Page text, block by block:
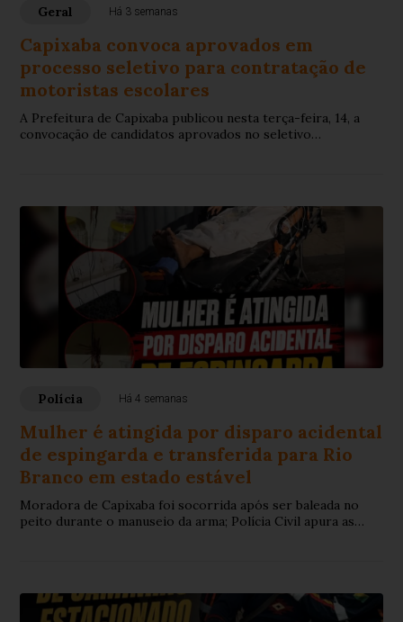
Geral Há 3 semanas
Capixaba convoca aprovados em
processo seletivo para contratação de
motoristas escolares
A Prefeitura de Capixaba publicou nesta terça-feira, 14, a
convocação de candidatos aprovados no seletivo
Polícia Há 4 semanas
Mulher é atingida por disparo acidental
de espingarda e transferida para Rio
Branco em estado estável
Moradora de Capixaba foi socorrida após ser baleada no
peito durante o manuseio da arma; Polícia Civil apura as